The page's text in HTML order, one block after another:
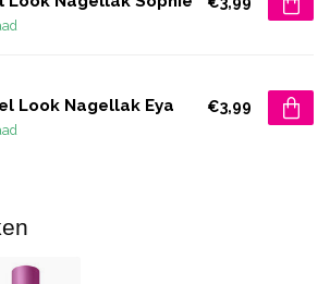
Look Nagellak Eya €3,99